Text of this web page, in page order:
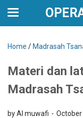
Home / Madrasah
Materi dan
Madrasah
by Al muwafi October